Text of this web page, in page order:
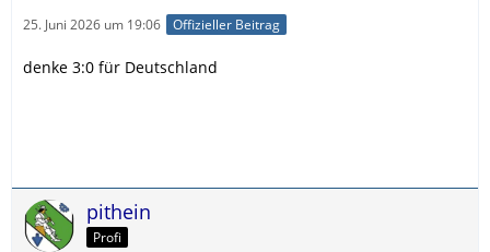
25. Juni 2026 um 19:06 Offizieller Beitrag
denke 3:0 für Deutschland
pithein
Profi